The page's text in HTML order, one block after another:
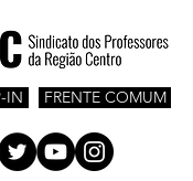
IN FRENTE COMUM